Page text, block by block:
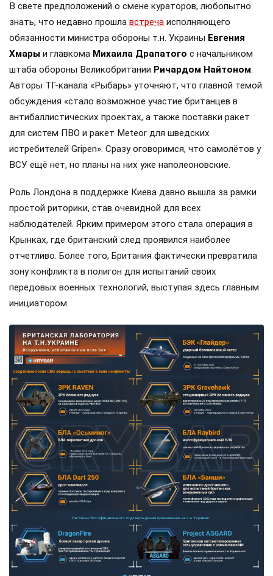
В свете предположений о смене кураторов, любопытно
знать, что недавно прошла встреча исполняющего
обязанности министра обороны т.н. Украины Евгения
Хмары и главкома Михаила Драпатого с начальником
штаба обороны Великобритании Ричардом Найтоном.
Авторы ТГ-канала «Рыбарь» уточняют, что главной темой
обсуждения «стало возможное участие британцев в
антибаллистических проектах, а также поставки ракет
для систем ПВО и ракет Meteor для шведских
истребителей Gripen». Сразу оговоримся, что самолётов у
ВСУ ещё нет, но планы на них уже наполеоновские.
Роль Лондона в поддержке Киева давно вышла за рамки
простой риторики, став очевидной для всех
наблюдателей. Ярким примером этого стала операция в
Крынках, где британский след проявился наиболее
отчетливо. Более того, Британия фактически превратила
зону конфликта в полигон для испытаний своих
передовых военных технологий, выступая здесь главным
инициатором.